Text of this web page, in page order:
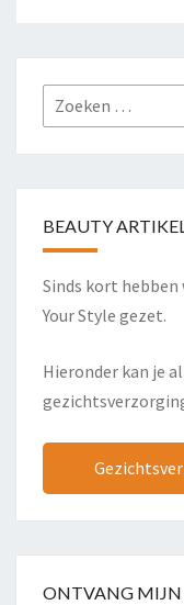
Zoeken
naar:
BEAUTY
Sinds kort hebben
Your Style gezet.
Hieronder kan je
ONTVANG MIJN